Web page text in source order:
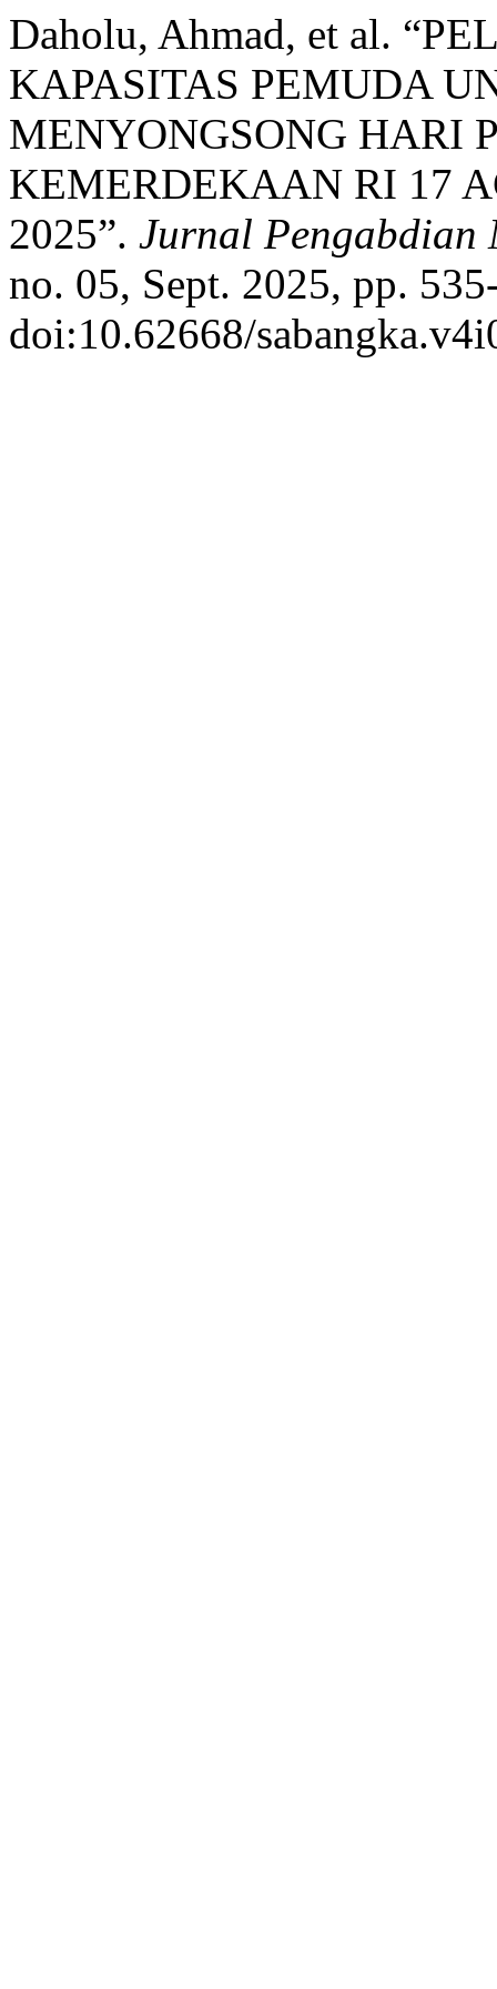
Daholu, Ahmad, et al.
KAPASITAS PEMUDA
MENYONGSONG HARI
KEMERDEKAAN RI 17
2025”. Jurnal Pengabdian
no. 05, Sept. 2025, pp.
doi:10.62668/